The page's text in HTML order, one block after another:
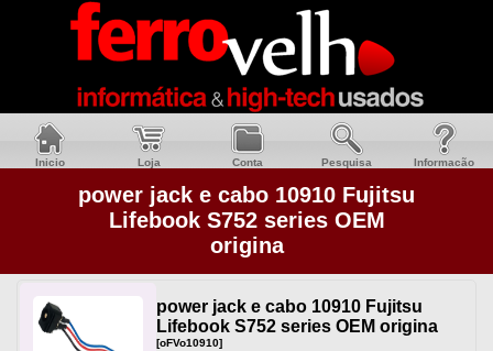
Inicio Loja Conta Pesquisa Informacão
power jack e cabo 10910 Fujitsu
Lifebook S752 series OEM
origina
power jack e cabo 10910 Fujitsu
Lifebook S752 series OEM origina
[oFVo10910]